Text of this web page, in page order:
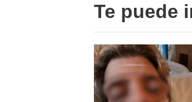
Te puede